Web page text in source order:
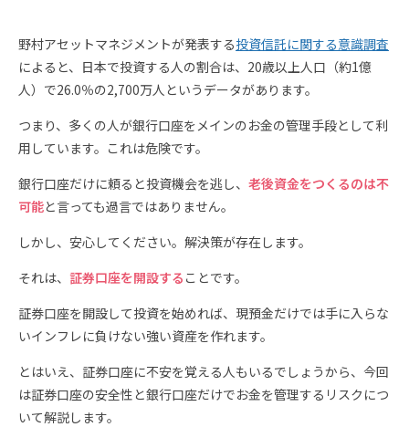
野村アセットマネジメントが発表する投資信託に関する意識調査
によると、日本で投資する人の割合は、20歳以上人口（約1億
人）で26.0％の2,700万人というデータがあります。
つまり、多くの人が銀行口座をメインのお金の管理手段として利
用しています。これは危険です。
銀行口座だけに頼ると投資機会を逃し、 老後資金をつくるのは不
可能と言っても過言ではありません。
しかし、安心してください。解決策が存在します。
それは、 証券口座を開設する ことです。
証券口座を開設して投資を始めれば、現預金だけでは手に入らな
いインフレに負けない強い資産を作れます。
とはいえ、証券口座に不安を覚える人もいるでしょうから、今回
は証券口座の安全性と銀行口座だけでお金を管理するリスクにつ
いて解説します。